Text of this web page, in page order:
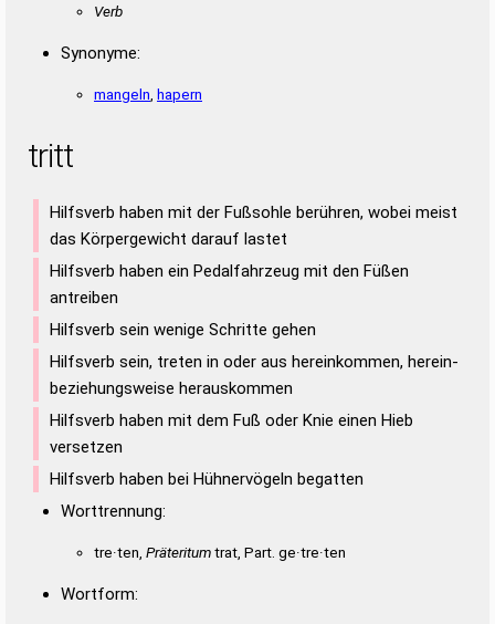
Verb
Synonyme:
mangeln hapern
tritt
Hilfsverb haben mit der Fußsohle berühren, wobei meist
das Körpergewicht darauf lastet
Hilfsverb haben ein Pedalfahrzeug mit den Füßen
antreiben
Hilfsverb sein wenige Schritte gehen
Hilfsverb sein, treten in oder aus hereinkommen, herein-
beziehungsweise herauskommen
Hilfsverb haben mit dem Fuß oder Knie einen Hieb
versetzen
Hilfsverb haben bei Hühnervögeln begatten
Worttrennung:
tre·ten, Präteritumtrat, Part. ge·tre·ten
Wortform: